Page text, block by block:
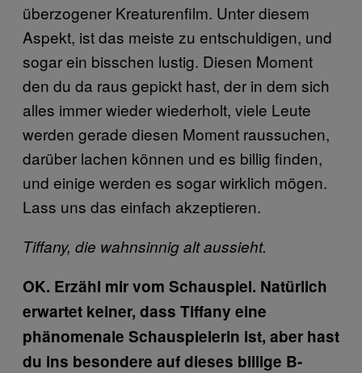
überzogener Kreaturenfilm. Unter diesem
Aspekt, ist das meiste zu entschuldigen, und
sogar ein bisschen lustig. Diesen Moment
den du da raus gepickt hast, der in dem sich
alles immer wieder wiederholt, viele Leute
werden gerade diesen Moment raussuchen,
darüber lachen können und es billig finden,
und einige werden es sogar wirklich mögen.
Lass uns das einfach akzeptieren.
Tiffany, die wahnsinnig alt aussieht.
OK. Erzähl mir vom Schauspiel. Natürlich
erwartet keiner, dass Tiffany eine
phänomenale Schauspielerin ist, aber hast
du ins besondere auf dieses billige B-